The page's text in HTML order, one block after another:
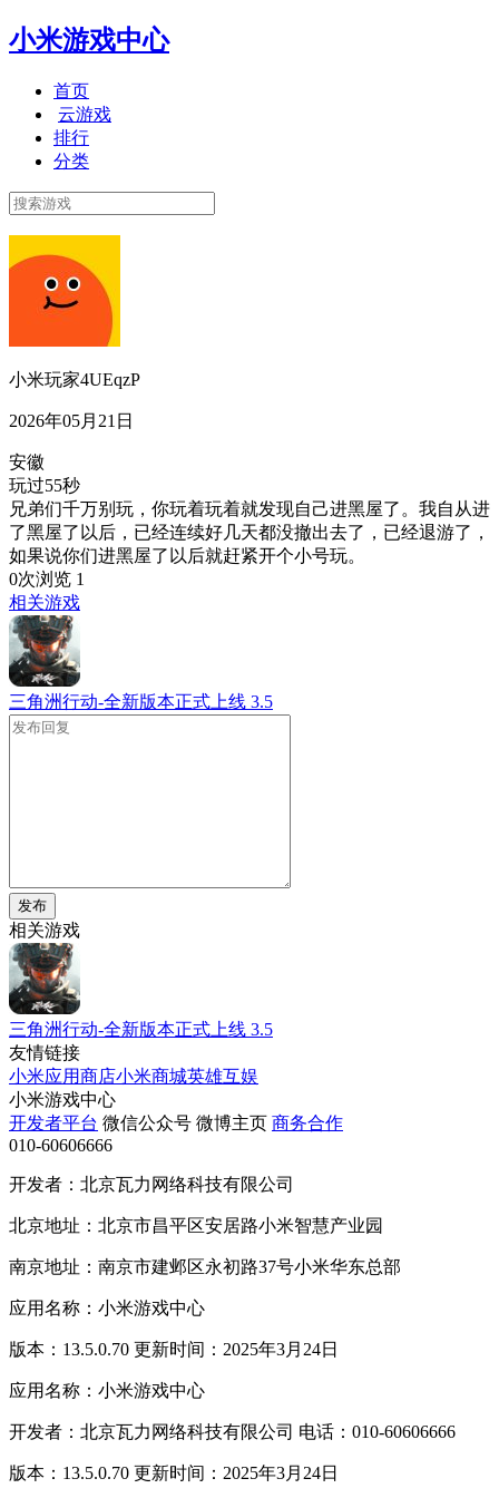
小米游戏中心
首页
云游戏
排行
分类
小米玩家4UEqzP
2026年05月21日
安徽
玩过55秒
兄弟们千万别玩，你玩着玩着就发现自己进黑屋了。我自从进
了黑屋了以后，已经连续好几天都没撤出去了，已经退游了，
如果说你们进黑屋了以后就赶紧开个小号玩。
0次浏览 1
相关游戏
三角洲行动-全新版本正式上线 3.5
发布
相关游戏
三角洲行动-全新版本正式上线 3.5
友情链接
小米应用商店小米商城英雄互娱
小米游戏中心
开发者平台 微信公众号 微博主页 商务合作
010-60606666
开发者：北京瓦力网络科技有限公司
北京地址：北京市昌平区安居路小米智慧产业园
南京地址：南京市建邺区永初路37号小米华东总部
应用名称：小米游戏中心
版本：13.5.0.70 更新时间：2025年3月24日
应用名称：小米游戏中心
开发者：北京瓦力网络科技有限公司 电话：010-60606666
版本：13.5.0.70 更新时间：2025年3月24日